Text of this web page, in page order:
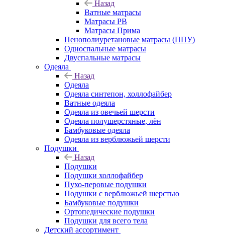
Назад
Ватные матрасы
Матрасы РВ
Матрасы Прима
Пенополиуретановые матрасы (ППУ)
Односпальные матрасы
Двуспальные матрасы
Одеяла
Назад
Одеяла
Одеяла синтепон, холлофайбер
Ватные одеяла
Одеяла из овечьей шерсти
Одеяла полушерстяные, лён
Бамбуковые одеяла
Одеяла из верблюжьей шерсти
Подушки
Назад
Подушки
Подушки холлофайбер
Пухо-перовые подушки
Подушки с верблюжьей шерстью
Бамбуковые подушки
Ортопедические подушки
Подушки для всего тела
Детский ассортимент